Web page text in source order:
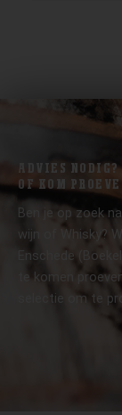
ADVIES
OF KOM
Ben je op zoek
wijn of Whisky?
Enschede
te komen
selectie om te